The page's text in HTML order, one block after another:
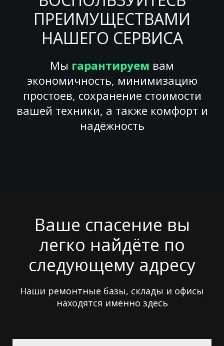
ПРЕИМУЩЕСТВАМИ
НАШЕГО СЕРВИСА
Мы гарантируем вам
экономичность, минимизацию
простоев, сохранение стоимости
вашей техники, а также комфорт и
надёжность
Ваше спасение вы
легко найдёте по
следующему адресу
Наши ремонтные базы, склады и офисы
находятся именно здесь